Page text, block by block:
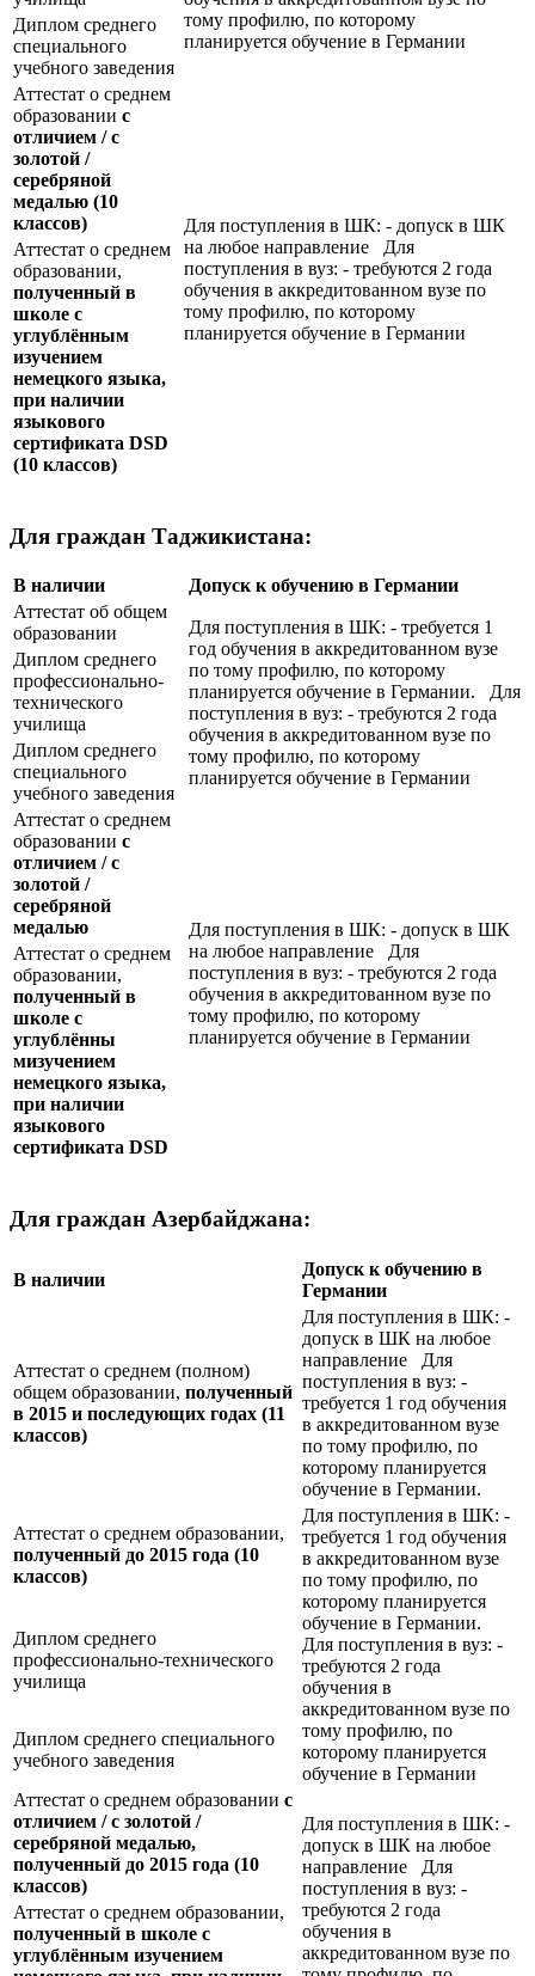
тому профилю, по которому
планируется обучение в Германии
Диплом среднего
специального
учебного заведения
Аттестат о среднем
образовании с
отличием / с
золотой /
серебряной
медалью (10
классов)
Для поступления в ШК: - допуск в ШК
на любое направление Для
поступления в вуз: - требуются 2 года
обучения в аккредитованном вузе по
тому профилю, по которому
планируется обучение в Германии
Аттестат о среднем
образовании,
полученный в
школе с
углублённым
изучением
немецкого языка,
при наличии
языкового
сертификата DSD
(10 классов)
Для граждан Таджикистана:
В наличии
Допуск к обучению в Германии
Аттестат об общем
образовании
Для поступления в ШК: - требуется 1
год обучения в аккредитованном вузе
по тому профилю, по которому
планируется обучение в Германии. Для
поступления в вуз: - требуются 2 года
обучения в аккредитованном вузе по
тому профилю, по которому
планируется обучение в Германии
Диплом среднего
профессионально-
технического
училища
Диплом среднего
специального
учебного заведения
Аттестат о среднем
образовании с
отличием / с
золотой /
серебряной
медалью
Для поступления в ШК: - допуск в ШК
на любое направление Для
поступления в вуз: - требуются 2 года
обучения в аккредитованном вузе по
тому профилю, по которому
планируется обучение в Германии
Аттестат о среднем
образовании,
полученный в
школе с
углублённы
мизучением
немецкого языка,
при наличии
языкового
сертификата DSD
Для граждан Азербайджана:
В наличии
Допуск к обучению в
Германии
Аттестат о среднем (полном)
общем образовании, полученный
в 2015 и последующих годах (11
классов)
Для поступления в ШК: -
допуск в ШК на любое
направление Для
поступления в вуз: -
требуется 1 год обучения
в аккредитованном вузе
по тому профилю, по
которому планируется
обучение в Германии.
Аттестат о среднем образовании,
полученный до 2015 года (10
классов)
Для поступления в ШК: -
требуется 1 год обучения
в аккредитованном вузе
по тому профилю, по
которому планируется
обучение в Германии.
Для поступления в вуз: -
требуются 2 года
обучения в
аккредитованном вузе по
тому профилю, по
которому планируется
обучение в Германии
Диплом среднего
профессионально-технического
училища
Диплом среднего специального
учебного заведения
Аттестат о среднем образовании с
отличием / с золотой /
серебряной медалью,
полученный до 2015 года (10
классов)
Для поступления в ШК: -
допуск в ШК на любое
направление Для
поступления в вуз: -
требуются 2 года
обучения в
аккредитованном вузе по
Аттестат о среднем образовании,
полученный в школе с
углублённым изучением